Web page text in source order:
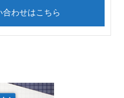
合わせはこちら